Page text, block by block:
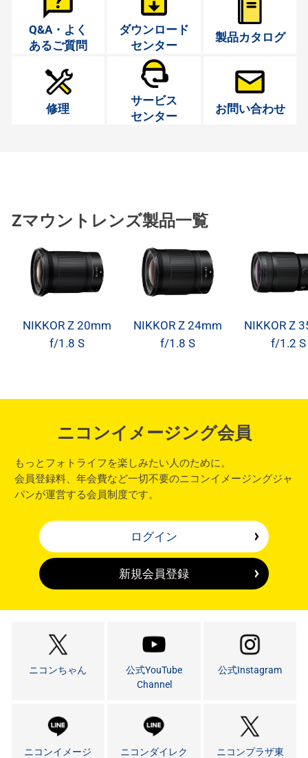
Q&A・よく
あるご質問
ダウンロード
センター
製品カタログ
修理
サービス
センター
お問い合わせ
Zマウントレンズ製品一覧
NIKKOR Z 20mm
f/1.8 S
NIKKOR Z 24mm
f/1.8 S
NIKKOR Z
f/1.2 S
ニコンイメージング会員
もっとフォトライフを楽しみたい人のために。
会員登録料、年会費など一切不要のニコンイメージングジャ
パンが運営する会員制度です。
ログイン
新規会員登録
ニコンちゃん
公式YouTube
Channel
公式Instagram
ニコンイメージ
ニコンダイレク
ニコンプラザ東